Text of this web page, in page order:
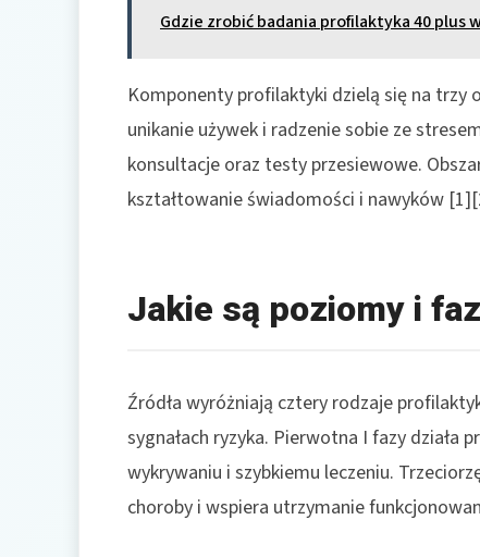
Gdzie zrobić badania profilaktyka 40 plus
Komponenty profilaktyki dzielą się na trzy
unikanie używek i radzenie sobie ze
konsultacje oraz testy przesiewowe.
kształtowanie świadomości i nawyków
Jakie są poziomy i
Źródła wyróżniają cztery rodzaje
sygnałach ryzyka. Pierwotna I fazy działa
wykrywaniu i szybkiemu leczeniu.
choroby i wspiera utrzymanie